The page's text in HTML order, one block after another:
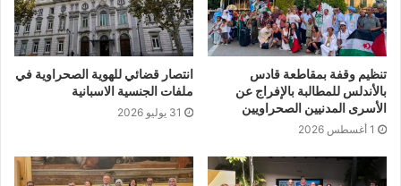
تمكين الشعب الصحراوي من حقه في تقرير مصيره من خلال
استفتاء حر ونزيه تحت إشراف هيئة الأمم المتحدة
وجدد المشاركون في الندوة مواصلة دعم الشعب الصحراوي
والمرافعة عن مسار تصفية الإستعمار من الصحراء الغربية.
ويشارك في هذه الندوة وفد من المناطق المحتلة إلى جانب
مشاركة هامة للجالية الصحراوية .
تنظيم وقفة بمقاطعة قادس
بالأندلس للمطالبة بالإفراج عن
الأسرى المدنيين الصحراويين
1 أغسطس 2026
انتصار قضائي للهوية الصحراوية في
ملفات الجنسية الاسبانية
31 يوليو 2026